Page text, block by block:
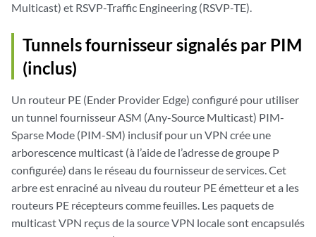
Multicast) et RSVP-Traffic Engineering (RSVP-TE).
Tunnels fournisseur signalés par PIM
(inclus)
Un routeur PE (Ender Provider Edge) configuré pour utiliser
un tunnel fournisseur ASM (Any-Source Multicast) PIM-
Sparse Mode (PIM-SM) inclusif pour un VPN crée une
arborescence multicast (à l’aide de l’adresse de groupe P
configurée) dans le réseau du fournisseur de services. Cet
arbre est enraciné au niveau du routeur PE émetteur et a les
routeurs PE récepteurs comme feuilles. Les paquets de
multicast VPN reçus de la source VPN locale sont encapsulés